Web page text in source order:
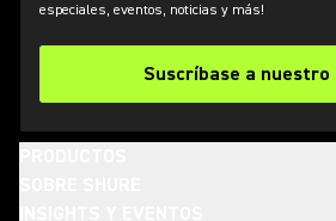
especiales, eventos, noticias y más!
Suscríbase a